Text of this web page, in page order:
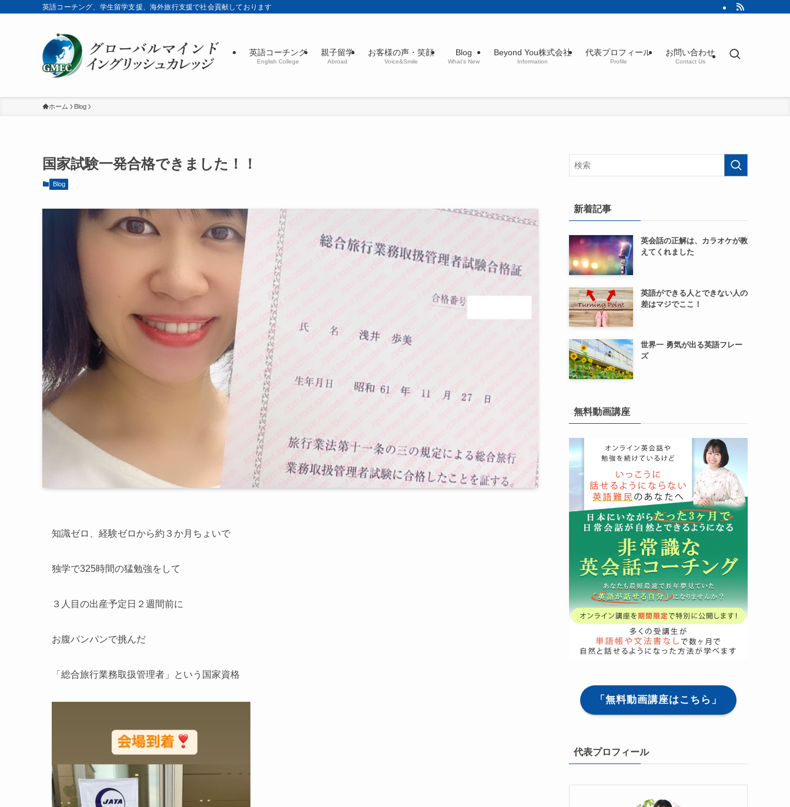
英語コーチング、学生留学支援、海外旅行支援で社会貢献しております
英語コーチング
English College
親子留学
Abroad
お客様の声・笑顔
Voice&Smile
Blog
What’s New
Beyond You株式会社
Information
代表プロフィール
Profile
お問い合わせ
Contact Us
ホーム Blog
国家試験一発合格できました！！
Blog
知識ゼロ、経験ゼロから約３か月ちょいで
独学で325時間の猛勉強をして
３人目の出産予定日２週間前に
お腹パンパンで挑んだ
「総合旅行業務取扱管理者」という国家資格
新着記事
英会話の正解は、カラオケが教
えてくれました
英語ができる人とできない人の
差はマジでここ！
世界一 勇気が出る英語フレー
ズ
無料動画講座
「無料動画講座はこちら」
代表プロフィール